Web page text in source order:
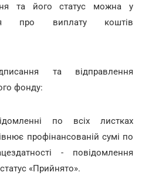
та його статус можна у
про виплату коштів
та відправлення
фонду:
по всіх листках
профінансованій сумі по
- повідомлення
«Прийнято».